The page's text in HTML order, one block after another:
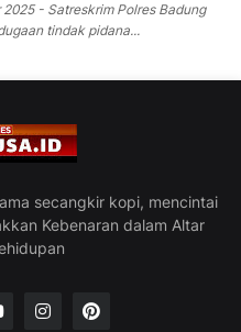
- Satreskrim Polres Badung
tindak pidana...
secangkir kopi, mencintai
Kebenaran dalam Altar